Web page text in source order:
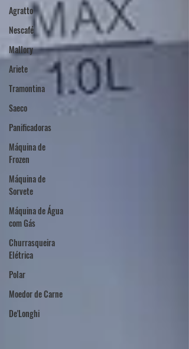
Agratto
Nescafé
Mallory
Ariete
Tramontina
Saeco
Panificadoras
Máquina de
Frozen
Máquina de
Sorvete
Máquina de Água
com Gás
Churrasqueira
Elétrica
Polar
Moedor de Carne
De'Longhi